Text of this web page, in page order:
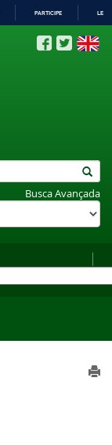
PARTICIPE
Busca Avançada